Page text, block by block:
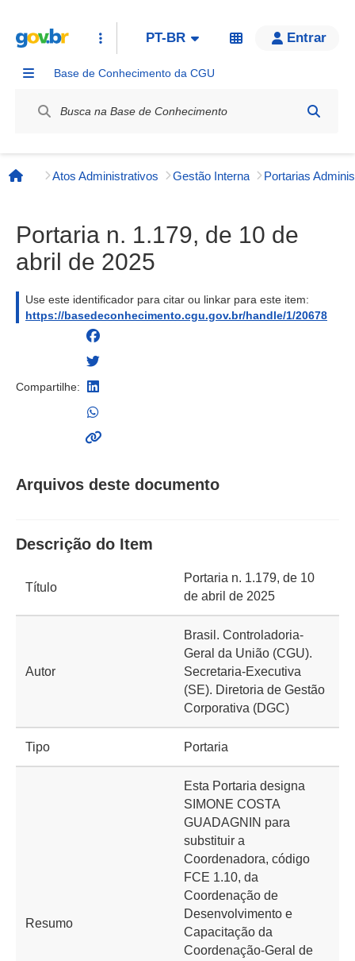
PT-BR Entrar
Base de Conhecimento da CGU
Página inicial
Atos Administrativos Gestão Interna
Portaria n. 1.179, de 10 de
abril de 2025
Use este identificador para citar ou linkar para este item:
https://basedeconhecimento.cgu.gov.br/handle/1/20678
Compartilhe:
Arquivos deste documento
Descrição do Item
Título
Portaria n. 1.179, de 10
de abril de 2025
Autor
Brasil. Controladoria-
Geral da União (CGU).
Secretaria-Executiva
(SE). Diretoria de Gestão
Corporativa (DGC)
Tipo Portaria
Resumo
Esta Portaria designa
SIMONE COSTA
GUADAGNIN para
substituir a
Coordenadora, código
FCE 1.10, da
Coordenação de
Desenvolvimento e
Capacitação da
Coordenação-Geral de